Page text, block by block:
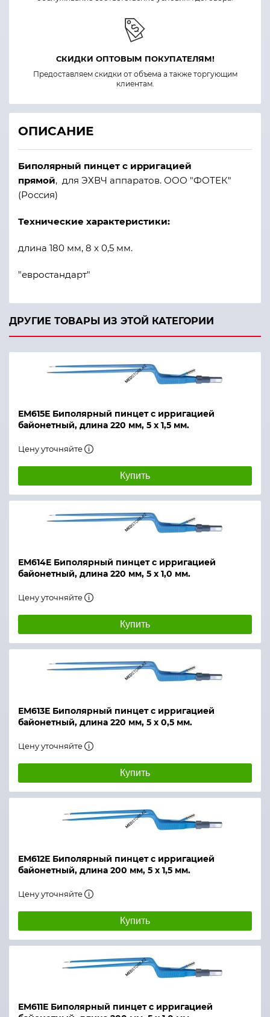
СКИДКИ ОПТОВЫМ ПОКУПАТЕЛЯМ!
Предоставляем скидки от объема а также торгующим
клиентам.
ОПИСАНИЕ
Биполярный пинцет с ирригацией
прямой, для ЭХВЧ аппаратов. ООО "ФОТЕК"
(Россия)
Технические характеристики:
длина 180 мм, 8 х 0,5 мм.
"евростандарт"
ДРУГИЕ ТОВАРЫ ИЗ ЭТОЙ КАТЕГОРИИ
ЕМ615Е Биполярный пинцет с ирригацией
байонетный, длина 220 мм, 5 х 1,5 мм.
Цену уточняйте
Купить
ЕМ614Е Биполярный пинцет с ирригацией
байонетный, длина 220 мм, 5 х 1,0 мм.
Цену уточняйте
Купить
ЕМ613Е Биполярный пинцет с ирригацией
байонетный, длина 220 мм, 5 х 0,5 мм.
Цену уточняйте
Купить
ЕМ612Е Биполярный пинцет с ирригацией
байонетный, длина 200 мм, 5 х 1,5 мм.
Цену уточняйте
Купить
ЕМ611Е Биполярный пинцет с ирригацией